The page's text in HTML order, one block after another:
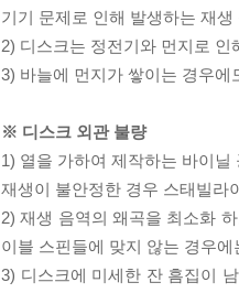
기기 문제로 인해 발생하는 재
2) 디스크는 정전기와 먼지로
3) 바늘에 먼지가 쌓이는 경우
※ 디스크 외관 불량
1) 열을 가하여 제작하는 바이
재생이 불안정한 경우 스태빌라
2) 재생 음역의 왜곡을 최소화
이블 스핀들에 맞지 않는 경우
3) 디스크에 미세한 잔 흠집이